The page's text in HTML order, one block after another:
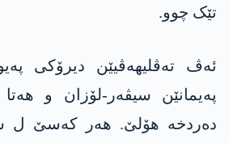
تێک چوو.
ئەڤ تەڤلیهەڤیێن دیرۆکی
پەیمانێن سیڤەر-لۆزان و
دەردخە ھۆلێ. ھەر کەسێ ل